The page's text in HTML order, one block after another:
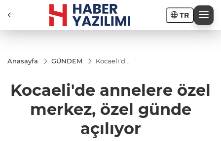
TR
Anasayfa GÜNDEM
Kocaeli'de
özel
açılıyor
Kocaeli'de annelere özel
merkez, özel günde
açılıyor